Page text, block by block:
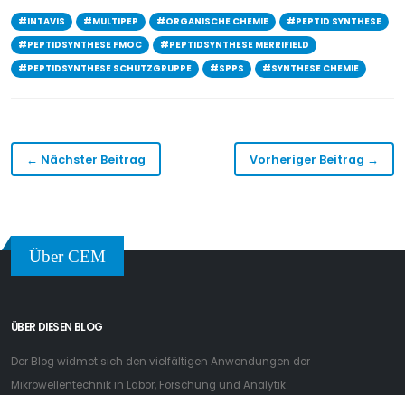
#INTAVIS #MULTIPEP #ORGANISCHE CHEMIE
#PEPTID SYNTHESE
#PEPTIDSYNTHESE FMOC
#PEPTIDSYNTHESE MERRIFIELD
#PEPTIDSYNTHESE SCHUTZGRUPPE
#SPPS #SYNTHESE CHEMIE
← Nächster Beitrag Vorheriger Beitrag →
Über CEM
ÜBER DIESEN BLOG
Der Blog widmet sich den vielfältigen Anwendungen der
Mikrowellentechnik in Labor, Forschung und Analytik.